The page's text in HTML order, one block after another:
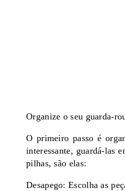
Organize o seu guarda-
O primeiro passo é
interessante, guardá-las
pilhas, são elas:
Desapego: Escolha as